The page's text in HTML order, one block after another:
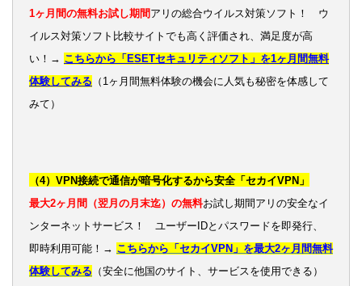
1ヶ月間の無料お試し期間 アリの総合ウイルス対策ソフト！ ウ
イルス対策ソフト比較サイトでも高く評価され、満足度が高
い！→ こちらから「ESETセキュリティソフト」を1ヶ月間無料
体験してみる （1ヶ月間無料体験の機会に人気も秘密を体感して
みて）
（4）VPN接続で通信が暗号化するから安全「セカイVPN」
最大2ヶ月間（翌月の月末迄）の無料お試し期間アリの安全なイ
ンターネットサービス！ ユーザーIDとパスワードを即発行、
即時利用可能！→ こちらから「セカイVPN」を最大2ヶ月間無料
体験してみる （安全に他国のサイト、サービスを使用できる）